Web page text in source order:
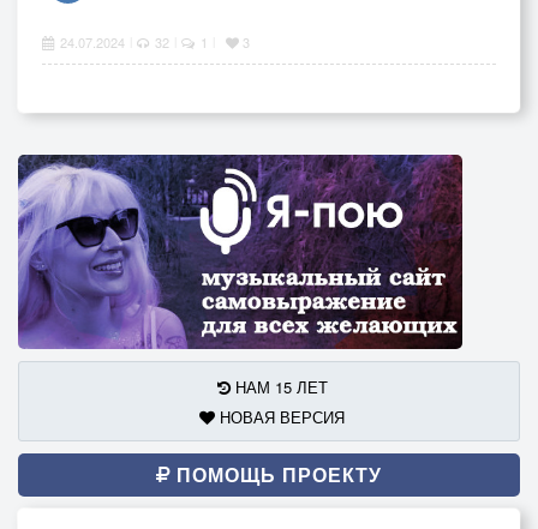
24.07.2024 32 1 3
НАМ 15 ЛЕТ
НОВАЯ ВЕРСИЯ
ПОМОЩЬ ПРОЕКТУ